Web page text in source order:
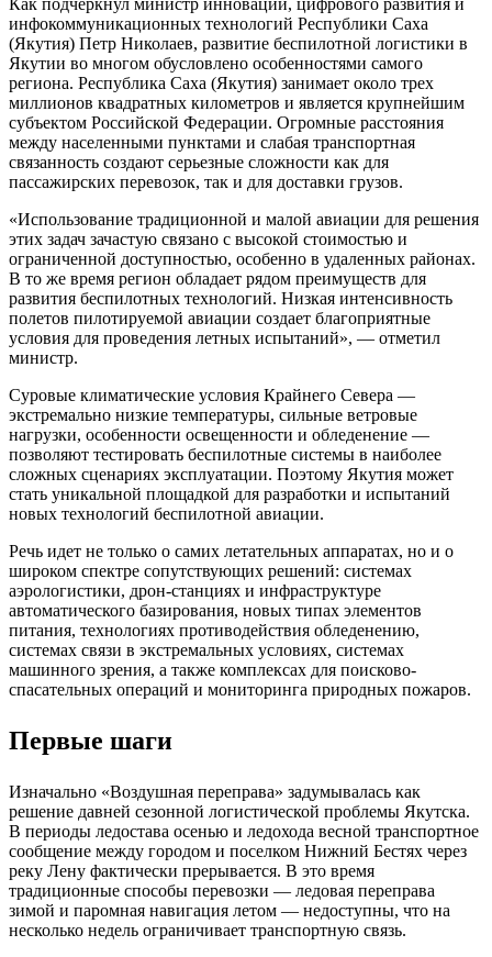
Как подчеркнул министр инноваций, цифрового развития и
инфокоммуникационных технологий Республики Саха
(Якутия) Петр Николаев, развитие беспилотной логистики в
Якутии во многом обусловлено особенностями самого
региона. Республика Саха (Якутия) занимает около трех
миллионов квадратных километров и является крупнейшим
субъектом Российской Федерации. Огромные расстояния
между населенными пунктами и слабая транспортная
связанность создают серьезные сложности как для
пассажирских перевозок, так и для доставки грузов.
«Использование традиционной и малой авиации для решения
этих задач зачастую связано с высокой стоимостью и
ограниченной доступностью, особенно в удаленных районах.
В то же время регион обладает рядом преимуществ для
развития беспилотных технологий. Низкая интенсивность
полетов пилотируемой авиации создает благоприятные
условия для проведения летных испытаний», — отметил
министр.
Суровые климатические условия Крайнего Севера —
экстремально низкие температуры, сильные ветровые
нагрузки, особенности освещенности и обледенение —
позволяют тестировать беспилотные системы в наиболее
сложных сценариях эксплуатации. Поэтому Якутия может
стать уникальной площадкой для разработки и испытаний
новых технологий беспилотной авиации.
Речь идет не только о самих летательных аппаратах, но и о
широком спектре сопутствующих решений: системах
аэрологистики, дрон-станциях и инфраструктуре
автоматического базирования, новых типах элементов
питания, технологиях противодействия обледенению,
системах связи в экстремальных условиях, системах
машинного зрения, а также комплексах для поисково-
спасательных операций и мониторинга природных пожаров.
Первые шаги
Изначально «Воздушная переправа» задумывалась как
решение давней сезонной логистической проблемы Якутска.
В периоды ледостава осенью и ледохода весной транспортное
сообщение между городом и поселком Нижний Бестях через
реку Лену фактически прерывается. В это время
традиционные способы перевозки — ледовая переправа
зимой и паромная навигация летом — недоступны, что на
несколько недель ограничивает транспортную связь.